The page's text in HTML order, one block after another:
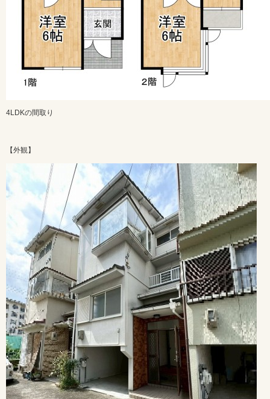
4LDKの間取り
【外観】